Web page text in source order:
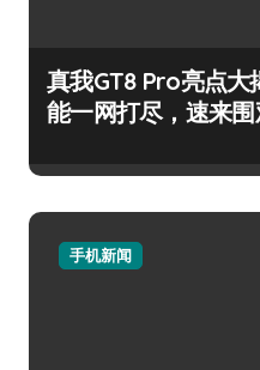
真我GT8 Pro亮点大
能一网打尽，速来围
手机新闻